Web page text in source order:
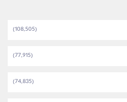
(108,505)
(77,915)
(74,835)